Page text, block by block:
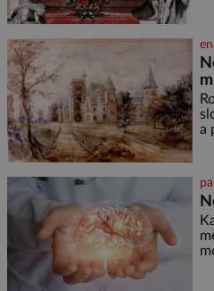
o
a